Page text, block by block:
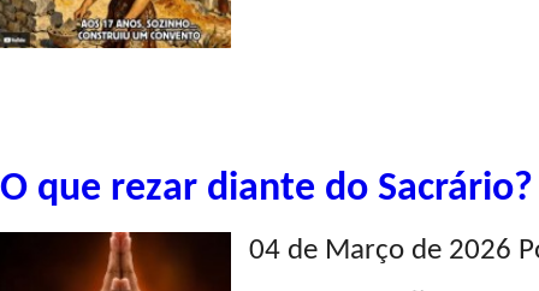
O que rezar diante do Sacrário?
04 de Março de 2026